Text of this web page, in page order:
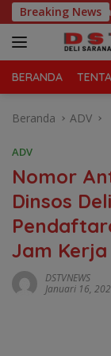
Langsung
ke
konten
Breaking News
Mahasiswa
BERANDA
Beranda ADV
ADV
Nomor
Dinsos
Jam Kerja
DSTVNEWS
Januari 16,